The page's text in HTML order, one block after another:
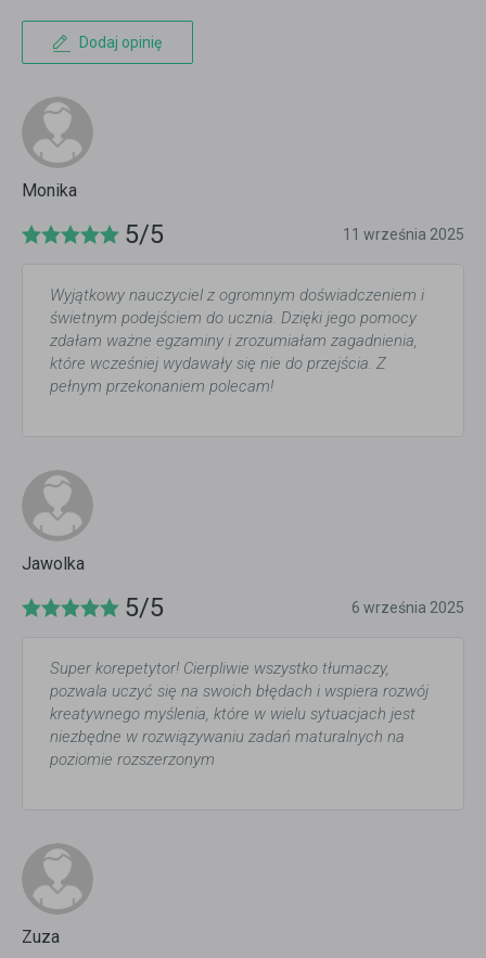
Dodaj opinię
Monika
5/5 11 września 2025
Wyjątkowy nauczyciel z ogromnym doświadczeniem i
świetnym podejściem do ucznia. Dzięki jego pomocy
zdałam ważne egzaminy i zrozumiałam zagadnienia,
które wcześniej wydawały się nie do przejścia. Z
pełnym przekonaniem polecam!
Jawolka
5/5 6 września 2025
Super korepetytor! Cierpliwie wszystko tłumaczy,
pozwala uczyć się na swoich błędach i wspiera rozwój
kreatywnego myślenia, które w wielu sytuacjach jest
niezbędne w rozwiązywaniu zadań maturalnych na
poziomie rozszerzonym
Zuza